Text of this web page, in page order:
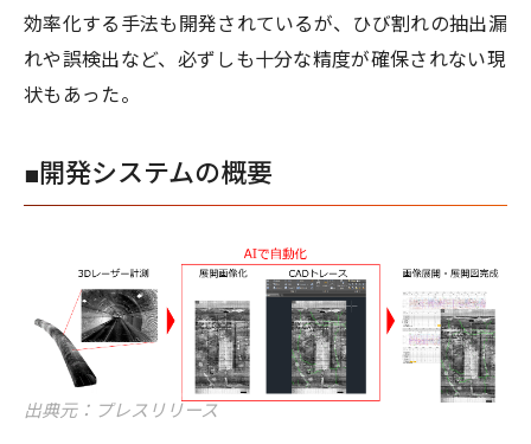
効率化する手法も開発されているが、ひび割れの抽出漏
れや誤検出など、必ずしも十分な精度が確保されない現
状もあった。
■開発システムの概要
出典元：プレスリリース